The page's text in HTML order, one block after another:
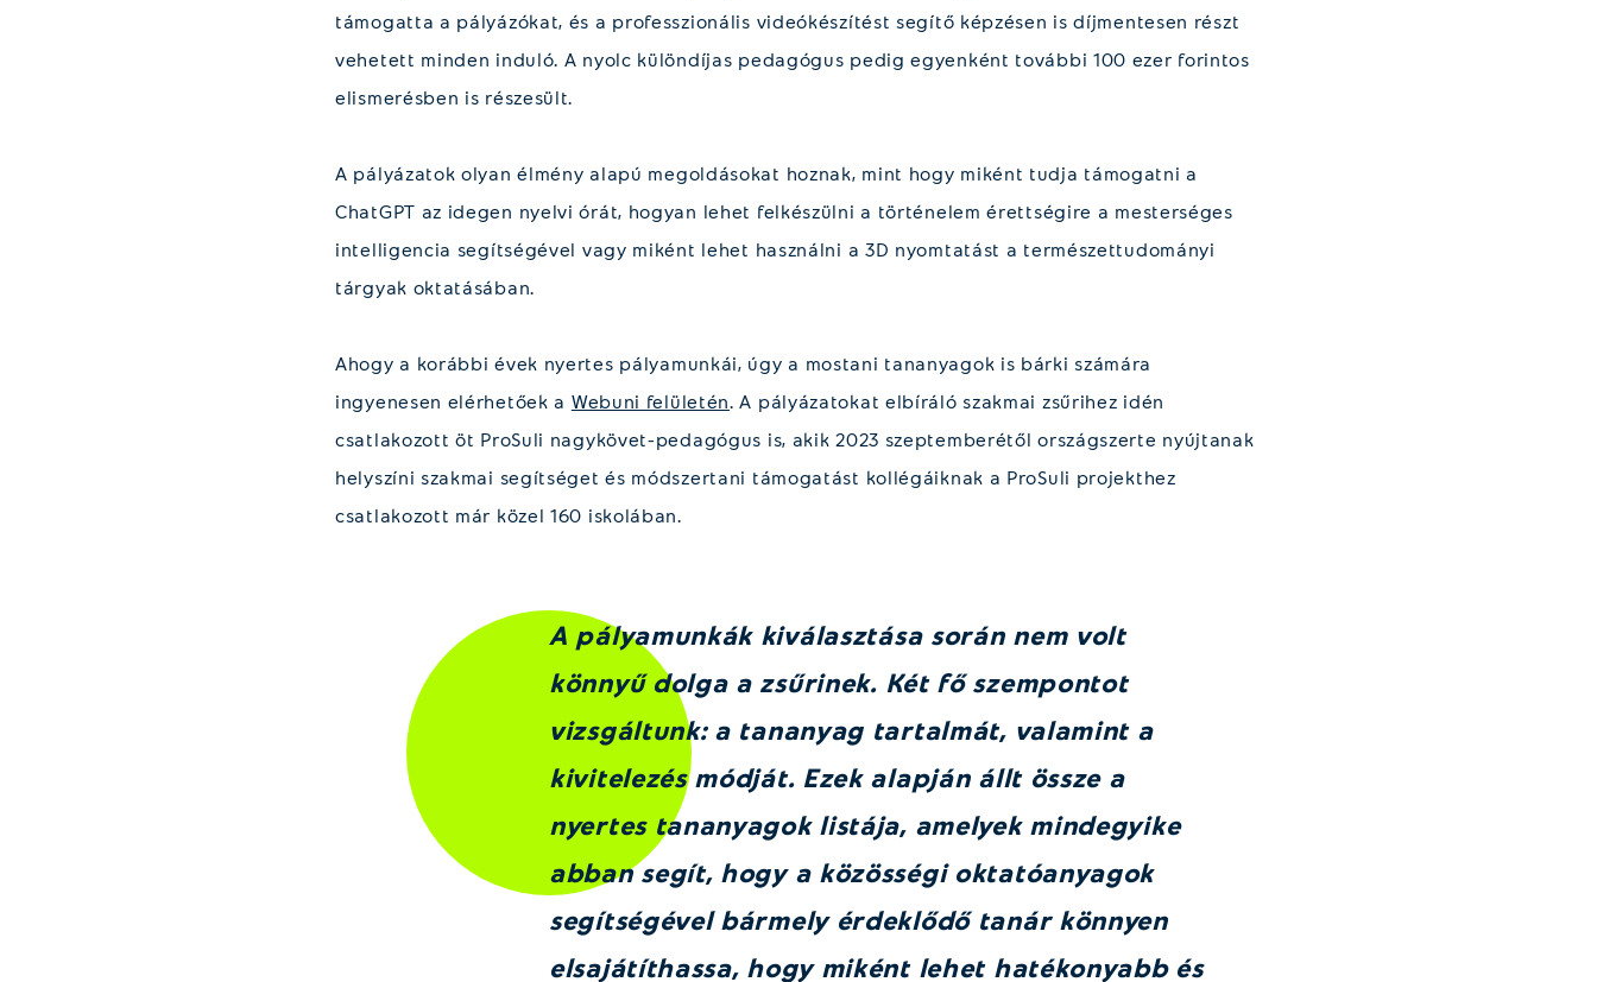
támogatta a pályázókat, és a professzionális videókészítést segítő képzésen is díjmentesen részt
vehetett minden induló. A nyolc különdíjas pedagógus pedig egyenként további 100 ezer forintos
elismerésben is részesült.
A pályázatok olyan élmény alapú megoldásokat hoznak, mint hogy miként tudja támogatni a
ChatGPT az idegen nyelvi órát, hogyan lehet felkészülni a történelem érettségire a mesterséges
intelligencia segítségével vagy miként lehet használni a 3D nyomtatást a természettudományi
tárgyak oktatásában.
Ahogy a korábbi évek nyertes pályamunkái, úgy a mostani tananyagok is bárki számára
ingyenesen elérhetőek a Webuni felületén. A pályázatokat elbíráló szakmai zsűrihez idén
csatlakozott öt ProSuli nagykövet-pedagógus is, akik 2023 szeptemberétől országszerte nyújtanak
helyszíni szakmai segítséget és módszertani támogatást kollégáiknak a ProSuli projekthez
csatlakozott már közel 160 iskolában.
A pályamunkák kiválasztása során nem volt
könnyű dolga a zsűrinek. Két fő szempontot
vizsgáltunk: a tananyag tartalmát, valamint a
kivitelezés módját. Ezek alapján állt össze a
nyertes tananyagok listája, amelyek mindegyike
abban segít, hogy a közösségi oktatóanyagok
segítségével bármely érdeklődő tanár könnyen
elsajátíthassa, hogy miként lehet hatékonyabb és